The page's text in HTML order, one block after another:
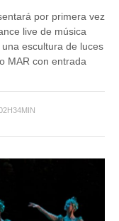
por primera vez
live de música
escultura de luces
MAR con entrada